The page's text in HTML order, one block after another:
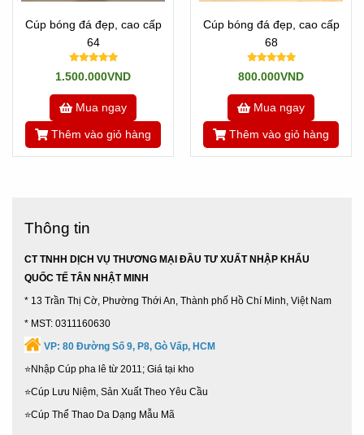
Cúp bóng đá đẹp, cao cấp
64
1.500.000VND
Mua ngay
Thêm vào giỏ hàng
Cúp bóng đá đẹp, cao cấp
68
800.000VND
Mua ngay
Thêm vào giỏ hàng
Thông tin
CT TNHH DỊCH VỤ THƯƠNG MẠI ĐẦU TƯ XUẤT NHẬP KHẨU
QUỐC TẾ TÂN NHẬT MINH
* 13 Trần Thị Cờ, Phường Thới An, Thành phố Hồ Chí Minh, Việt Nam
* MST: 0311160630
VP: 80 Đường Số 9, P8, Gò Vấp, HCM
⭐Nhập Cúp pha lê từ 2011; Giá tại kho
⭐Cúp Lưu Niệm, Sản Xuất Theo Yêu Cầu
⭐Cúp Thể Thao Da Dạng Mẫu Mã